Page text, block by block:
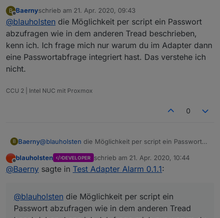
0.0.8, dort habe ich und andere eine Möglichkeit
beschrieben.
B
Offline
Baernyschrieb am 21. Apr. 2020, 09:43
zuletzt editiert von
@blauholsten die Möglichkeit per script ein Passwort
abzufragen wie in dem anderen Tread beschrieben,
kenn ich. Ich frage mich nur warum du im Adapter dann
eine Passwortabfrage integriert hast. Das verstehe ich
nicht.
CCU 2 | Intel NUC mit Proxmox
0
B Baerny@blauholsten die Möglichkeit per script ein Passwort
kenn ich. Ich frage mich nur warum du im Adapter dann
eine Passwortabfrage integriert hast. Das verstehe ich
Offline
blauholsten DEVELOPER schrieb am 21. Apr. 2020, 10:44
zuletzt editiert von
@Baerny sagte in Test Adapter Alarm 0.1.1:
@blauholsten die Möglichkeit per script ein
Passwort abzufragen wie in dem anderen Tread